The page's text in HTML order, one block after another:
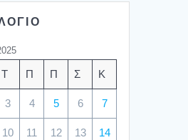
Τ Π Π Σ Κ
3 4 5 6 7
10 11 12 13 14